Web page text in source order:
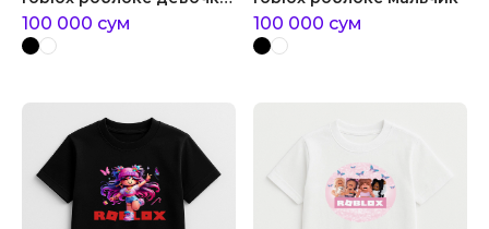
геймер
100 000 сум 100 000 сум